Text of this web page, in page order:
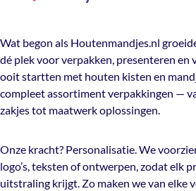
Wat begon als Houtenmandjes.nl
dé plek voor verpakken, presenteren en
ooit startten met houten kisten en
compleet assortiment verpakkingen —
zakjes tot maatwerk oplossingen.
Onze kracht? Personalisatie. We
logo’s, teksten of ontwerpen, zodat elk
uitstraling krijgt. Zo maken we van elke